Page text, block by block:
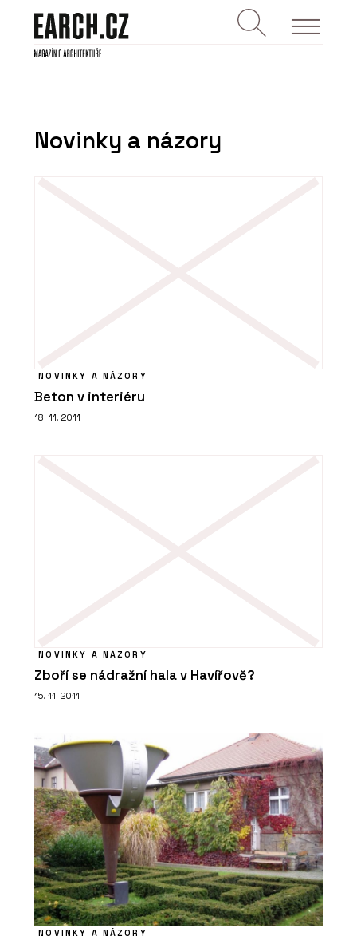
Novinky a názory
NOVINKY A NÁZORY
Beton v interiéru
18. 11. 2011
NOVINKY A NÁZORY
Zboří se nádražní hala v Havířově?
15. 11. 2011
NOVINKY A NÁZORY